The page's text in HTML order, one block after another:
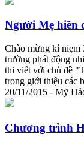
Người Mẹ hiền
Chào mừng kỉ niẹm
trường phát động
thi viết với chủ đề
trong giới thiệu các
20/11/2015 - Mỹ
Chương trình